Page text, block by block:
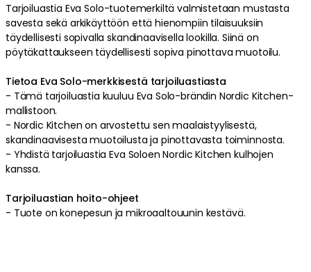
Tarjoiluastia Eva Solo-tuotemerkiltä valmistetaanmustasta
savesta sekä arkikäyttöön että hienompiin tilaisuuksiin
täydellisesti sopivallaskandinaavisella lookilla. Siinä on
pöytäkattaukseen täydellisesti sopiva pinottava muotoilu.
Tietoa Eva Solo-merkkisestä tarjoiluastiasta
- Tämä tarjoiluastia kuuluu Eva Solo-brändin Nordic Kitchen-
mallistoon.
- Nordic Kitchen on arvostettu sen maalaistyylisestä,
skandinaavisesta muotoilusta ja pinottavasta toiminnosta.
- Yhdistä tarjoiluastia Eva Soloen Nordic Kitchen kulhojen
kanssa.
Tarjoiluastian hoito-ohjeet
- Tuote on konepesun ja mikroaaltouunin kestävä.